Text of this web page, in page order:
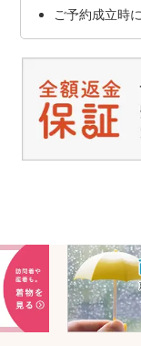
ご予約成立時